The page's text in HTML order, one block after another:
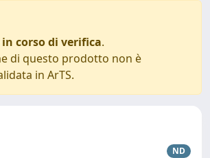
corso di verifica.
di questo prodotto non è
in ArTS.
ND